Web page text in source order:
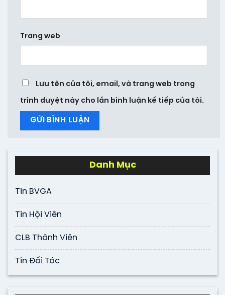
Trang web
Lưu tên của tôi, email, và trang web trong
trình duyệt này cho lần bình luận kế tiếp của tôi.
Danh Mục
Tin BVGA
Tin Hội Viên
CLB Thành Viên
Tin Đối Tác